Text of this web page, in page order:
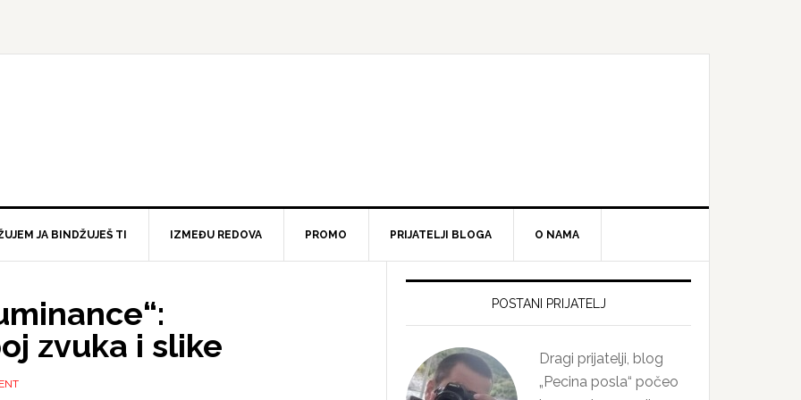
JA BINDŽUJEŠ TI IZMEĐU REDOVA PROMO PRIJATELJI BLOGA O NAMA
zvuka i slike
Primary
POSTANI PRIJATELJ
Dragi prijatelji, blog
„Pecina posla“ počeo